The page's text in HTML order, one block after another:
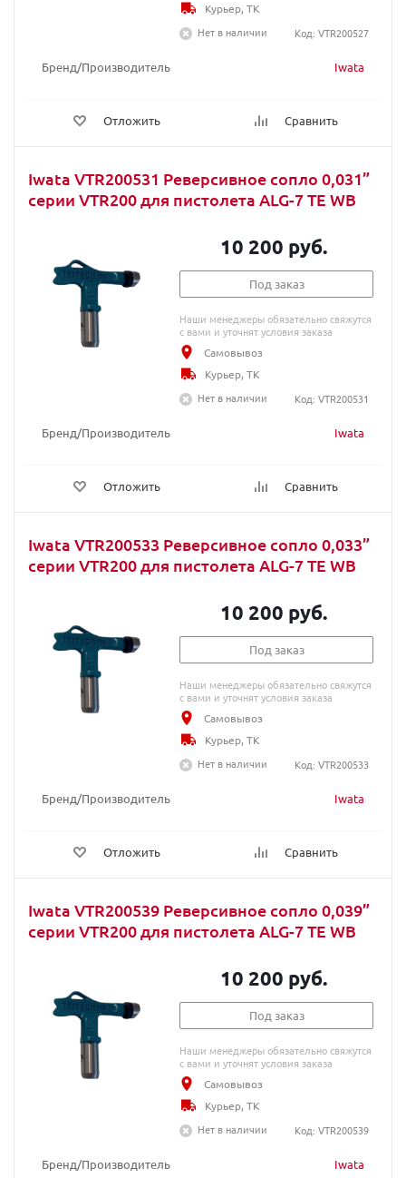
Бренд/Производитель Iwata
Отложить Сравнить
Курьер, ТК
Нет в наличии
Код: VTR200527
Iwata VTR200531 Реверсивное сопло 0,031”
серии VTR200 для пистолета ALG-7 TE WB
Бренд/Производитель Iwata
Отложить Сравнить
10 200 руб.
Под заказ
Наши менеджеры обязательно свяжутся
с вами и уточнят условия заказа
Самовывоз
Курьер, ТК
Нет в наличии
Код: VTR200531
Iwata VTR200533 Реверсивное сопло 0,033”
серии VTR200 для пистолета ALG-7 TE WB
Бренд/Производитель Iwata
Отложить Сравнить
10 200 руб.
Под заказ
Наши менеджеры обязательно свяжутся
с вами и уточнят условия заказа
Самовывоз
Курьер, ТК
Нет в наличии
Код: VTR200533
Iwata VTR200539 Реверсивное сопло 0,039”
серии VTR200 для пистолета ALG-7 TE WB
Бренд/Производитель Iwata
10 200 руб.
Под заказ
Наши менеджеры обязательно свяжутся
с вами и уточнят условия заказа
Самовывоз
Курьер, ТК
Нет в наличии
Код: VTR200539